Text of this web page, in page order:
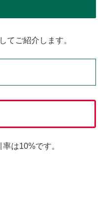
てご紹介します。
は10%です。